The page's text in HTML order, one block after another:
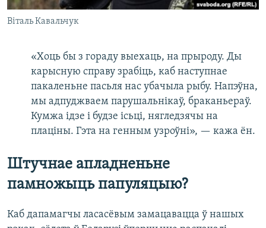
Віталь Кавальчук
«Хоць бы з гораду выехаць, на прыроду. Ды
карысную справу зрабіць, каб наступнае
пакаленьне пасьля нас убачыла рыбу. Напэўна,
мы адпуджваем парушальнікаў, браканьераў.
Кумжа ідзе і будзе ісьці, нягледзячы на
плаціны. Гэта на генным узроўні», — кажа ён.
Штучнае апладненьне
памножыць папуляцыю?
Каб дапамагчы ласасёвым замацавацца ў нашых